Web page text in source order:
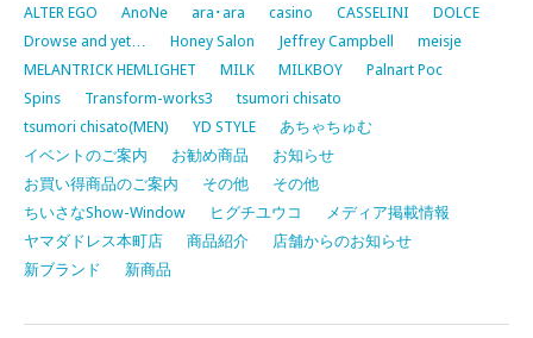
ALTER EGO AnoNe ara･ara casino CASSELINI
DOLCE
Drowse and yet…
Honey Salon Jeffrey Campbell
meisje
MELANTRICK HEMLIGHET
MILK MILKBOY
Palnart Poc
Spins
Transform-works3
tsumori chisato
tsumori chisato(MEN)
YD STYLE
あちゃちゅむ
イベントのご案内
お勧め商品
お知らせ
お買い得商品のご案内
その他
その他
ちいさなShow-Window
ヒグチユウコ
メディア掲載情報
ヤマダドレス本町店
商品紹介
店舗からのお知らせ
新ブランド
新商品